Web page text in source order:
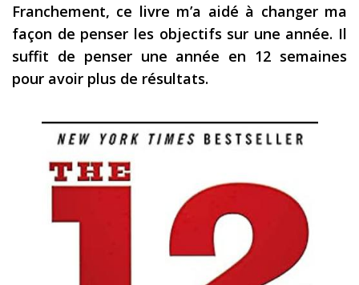
Franchement, ce livre m’a aidé à changer ma
façon de penser les objectifs sur une année. Il
suffit de penser une année en 12 semaines
pour avoir plus de résultats.